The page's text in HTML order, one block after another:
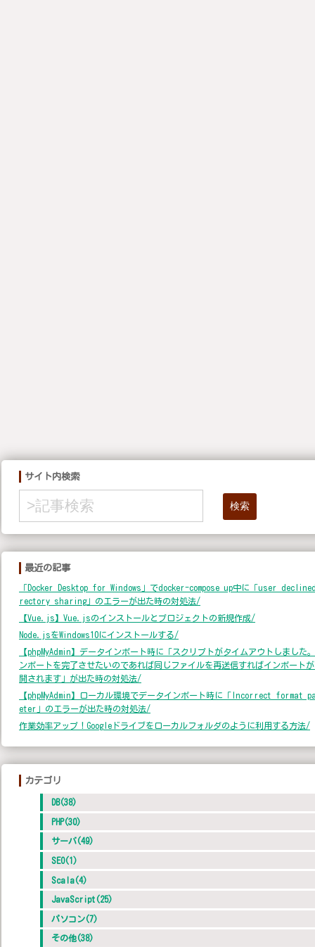
サイト内検索
検索
最近の記事
「Docker Desktop for Windows」でdocker-compose up中に「user
rectory sharing」のエラーが出た時の対処法/
【Vue.js】Vue.jsのインストールとプロジェクトの新規作成/
Node.jsをWindows10にインストールする/
【phpMyAdmin】データインポート時に「スクリプトがタイムアウトしました
ンポートを完了させたいのであれば同じファイルを再送信すればインポート
開されます」が出た時の対処法/
【phpMyAdmin】ローカル環境でデータインポート時に「Incorrect format
eter」のエラーが出た時の対処法/
作業効率アップ！Googleドライブをローカルフォルダのように利用する方法/
カテゴリ
DB(38)
PHP(30)
サーバ(49)
SEO(1)
Scala(4)
JavaScript(25)
パソコン(7)
その他(38)